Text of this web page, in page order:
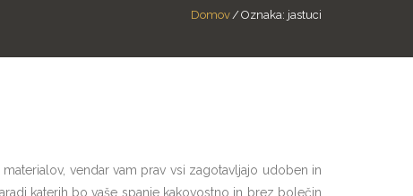
Domov/Oznaka: jastuci
vendar vam prav vsi zagotavljajo udoben in
katerih bo vaše spanje kakovostno in brez bolečin